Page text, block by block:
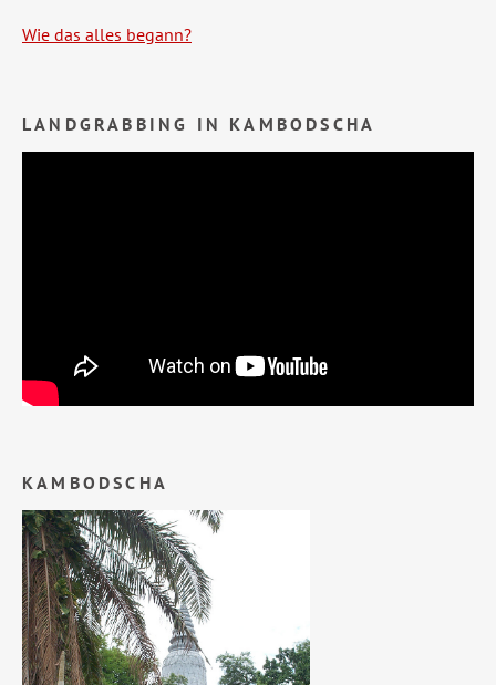
Wie das alles begann?
LANDGRABBING IN KAMBODSCHA
KAMBODSCHA